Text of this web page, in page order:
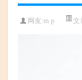
网友:m p 文